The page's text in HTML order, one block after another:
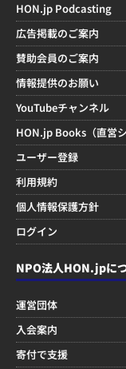
HON.jp Podcasting
広告掲載のご案内
賛助会員のご案内
情報提供のお願い
YouTubeチャンネル
HON.jp Books（直営シ
ユーザー登録
利用規約
個人情報保護方針
ログイン
NPO法人HON.jpに
運営団体
入会案内
寄付で支援